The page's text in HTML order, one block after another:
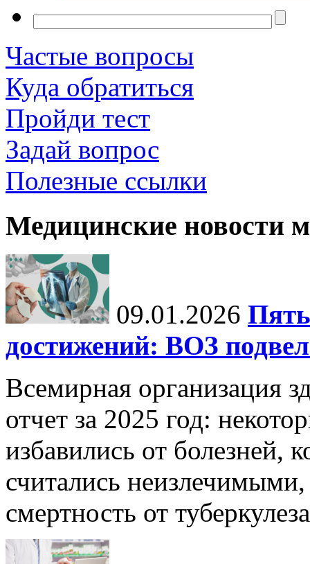
Частые вопросы
Куда обратиться
Пройди тест
Задай вопрос
Полезные ссылки
Медицинские новости
09.01.2026
достижений: ВОЗ
Всемирная организация
отчет за 2025 год:
избавились от болезней,
считались неизлечимыми,
смертность от